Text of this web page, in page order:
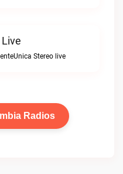
Stereo live
Radios